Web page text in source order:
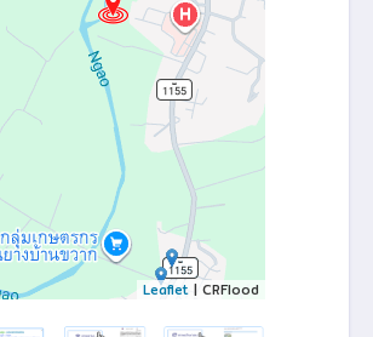
Leaflet | CRFlood